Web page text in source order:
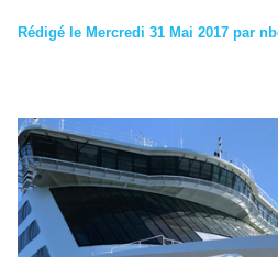
Rédigé le Mercredi 31 Mai 2017 par